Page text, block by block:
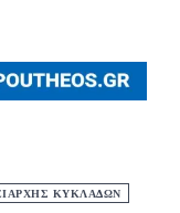
ΚΥΚΛΑΔΩΝ